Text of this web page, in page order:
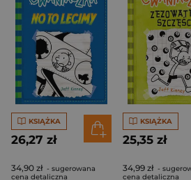
KSIĄŻKA
26,27 zł
34,90 zł - sugerowana
cena detaliczna
KSIĄŻKA
25,35 zł
34,99 zł -
cena detaliczna